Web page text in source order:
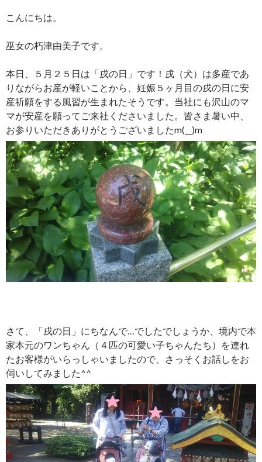
こんにちは。
巫女の朽津由美子です。
本日、５月２５日は「戌の日」です！戌（犬）は多産であ
りながらお産が軽いことから、妊娠５ヶ月目の戌の日に安
産祈願をする風習が生まれたそうです。当社にも沢山のマ
マが安産を願ってご来社くださいました。皆さま暑い中、
お参りいただきありがとうございましたm(__)m
さて、「戌の日」にちなんで…でしたでしょうか、境内で本
家本元のワンちゃん（４匹の可愛い子ちゃんたち）を連れ
たお客様がいらっしゃいましたので、さっそくお話しをお
伺いしてみました^^